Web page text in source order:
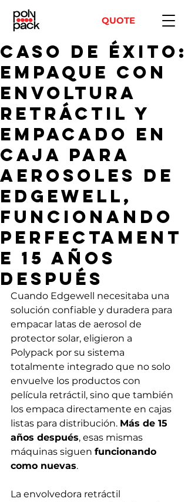
QUOTE
Caso de Éxito:
Empaque con
Envoltura
Retráctil y
Empacado en
Caja para
Aerosoles de
Edgewell,
Funcionando
Perfectament
e 15 Años
Después
Cuando Edgewell necesitaba una
solución confiable y duradera para
empacar latas de aerosol de
protector solar, eligieron a
Polypack por su sistema
totalmente integrado que no solo
envuelve los productos con
película retráctil, sino que también
los empaca directamente en cajas
listas para distribución. Más de 15
años después, esas mismas
máquinas siguen funcionando
como nuevas.
La envolvedora retráctil